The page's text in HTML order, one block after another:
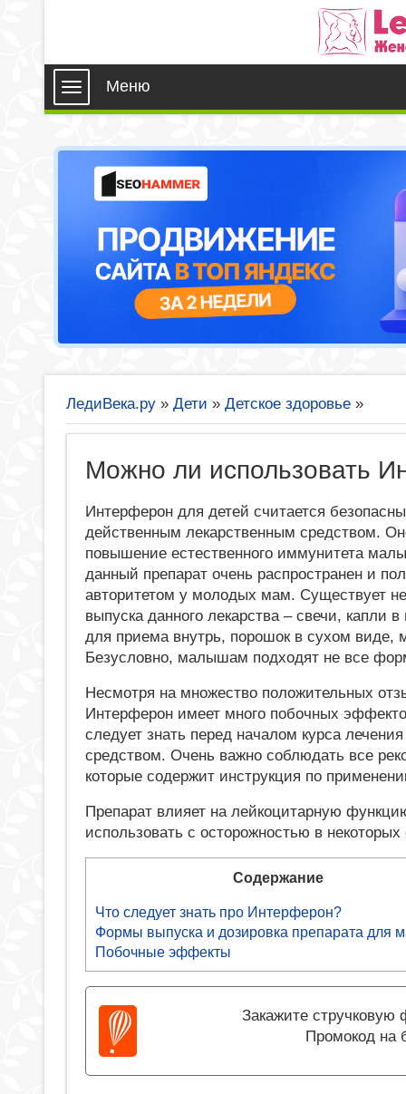
Меню
ЛедиВека.ру » Дети » Детское здоровье »
Можно ли использовать
Интерферон для детей считается
действенным лекарственным средством.
повышение естественного иммунитета
данный препарат очень распространен и
авторитетом у молодых мам. Существует
выпуска данного лекарства – свечи, капли в
для приема внутрь, порошок в сухом виде,
Безусловно, малышам подходят не все
Несмотря на множество положительных
Интерферон имеет много побочных
следует знать перед началом курса
средством. Очень важно соблюдать все
которые содержит инструкция по
Препарат влияет на лейкоцитарную
использовать с осторожностью в некоторых
Содержание
Что следует знать про Интерферон?
Формы выпуска и дозировка препарата для
Побочные эффекты
Закажите стручковую
Промокод на